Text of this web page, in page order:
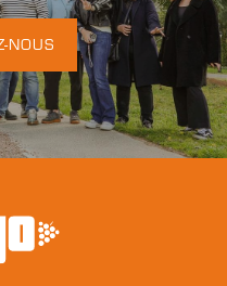
NOUS